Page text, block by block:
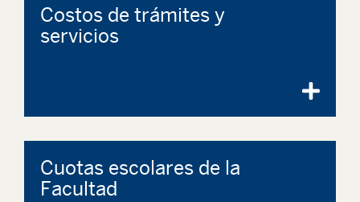
Costos de trámites y
servicios
Cuotas escolares de la
Facultad